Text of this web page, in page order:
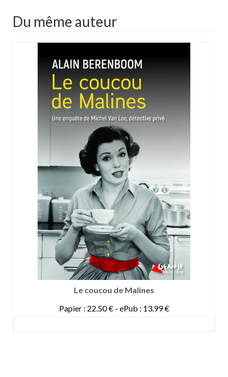
Du même auteur
Le coucou de Malines
Papier : 22.50 € - ePub : 13.99 €